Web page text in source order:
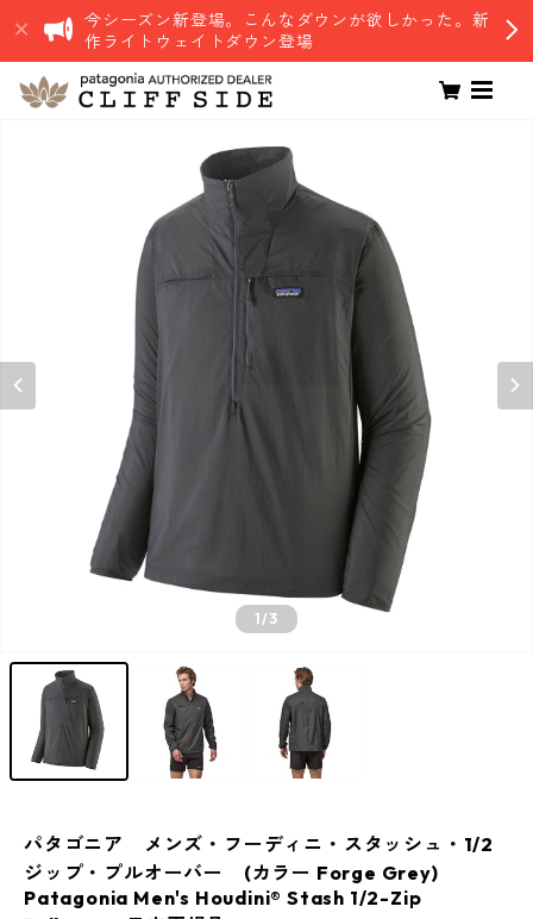
今シーズン新登場。こんなダウンが欲しかった。新
作ライトウェイトダウン登場
1/3
パタゴニア メンズ・フーディニ・スタッシュ・1/2
ジップ・プルオーバー (カラー Forge Grey)
Patagonia Men's Houdini® Stash 1/2-Zip